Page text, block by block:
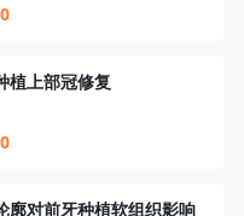
植上部冠修复
廓对前牙种植软组织影响